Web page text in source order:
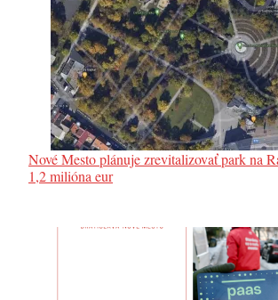
Nové Mesto plánuje zrevitalizovať park na
1,2 milióna eur